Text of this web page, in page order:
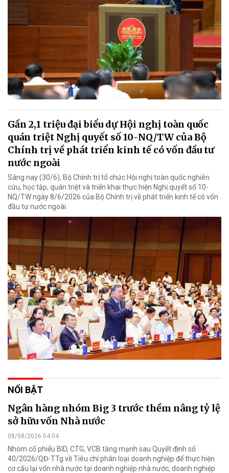
Gần 2,1 triệu đại biểu dự Hội nghị toàn quốc
quán triệt Nghị quyết số 10-NQ/TW của Bộ
Chính trị về phát triển kinh tế có vốn đầu tư
nước ngoài
Sáng nay (30/6), Bộ Chính trị tổ chức Hội nghị toàn quốc nghiên
cứu, học tập, quán triệt và triển khai thực hiện Nghị quyết số 10-
NQ/TW ngày 8/6/2026 của Bộ Chính trị về phát triển kinh tế có vốn
đầu tư nước ngoài.
NỔI BẬT
Ngân hàng nhóm Big 3 trước thềm nâng tỷ lệ
sở hữu vốn Nhà nước
08/08/2026 04:04
Nhóm cổ phiếu BID, CTG, VCB tăng mạnh sau Quyết định số
40/2026/QĐ-TTg về Tiêu chí phân loại doanh nghiệp để thực hiện
cơ cấu lại vốn nhà nước tại doanh nghiệp nhà nước, doanh nghiệp